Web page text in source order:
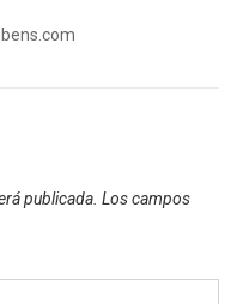
publicada. Los campos